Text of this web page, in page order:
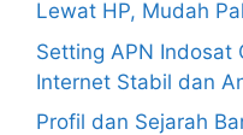
Lewat HP, Mudah
Setting APN Indosat
Internet Stabil dan
Profil dan Sejarah